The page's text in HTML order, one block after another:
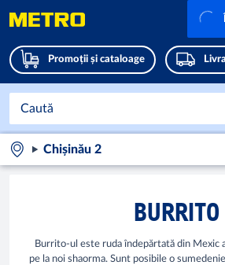
Promoții și cataloage
Chișinău 2
BURRITO
Burrito-ul este ruda îndepărtată din Mexic
pe la noi shaorma. Sunt posibile o